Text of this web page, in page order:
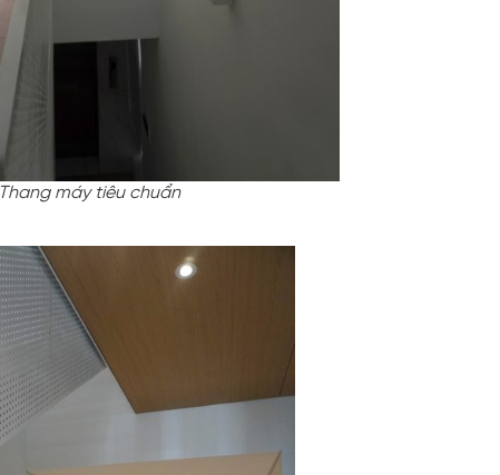
Thang máy tiêu chuẩn